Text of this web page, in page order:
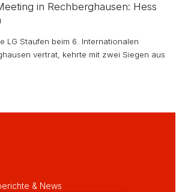
in Rechberghausen: Hess
LG Staufen beim 6. Internationalen
vertrat, kehrte mit zwei Siegen aus
& News